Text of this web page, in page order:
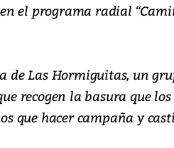
el programa radial
de Las Hormiguitas, un
recogen la basura que los
que hacer campaña y